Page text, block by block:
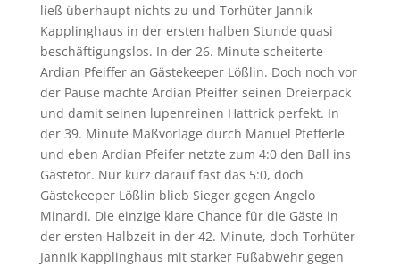
ließ überhaupt nichts zu und Torhüter Jannik
Kapplinghaus in der ersten halben Stunde quasi
beschäftigungslos. In der 26. Minute scheiterte
Ardian Pfeiffer an Gästekeeper Lößlin. Doch noch vor
der Pause machte Ardian Pfeiffer seinen Dreierpack
und damit seinen lupenreinen Hattrick perfekt. In
der 39. Minute Maßvorlage durch Manuel Pfefferle
und eben Ardian Pfeifer netzte zum 4:0 den Ball ins
Gästetor. Nur kurz darauf fast das 5:0, doch
Gästekeeper Lößlin blieb Sieger gegen Angelo
Minardi. Die einzige klare Chance für die Gäste in
der ersten Halbzeit in der 42. Minute, doch Torhüter
Jannik Kapplinghaus mit starker Fußabwehr gegen